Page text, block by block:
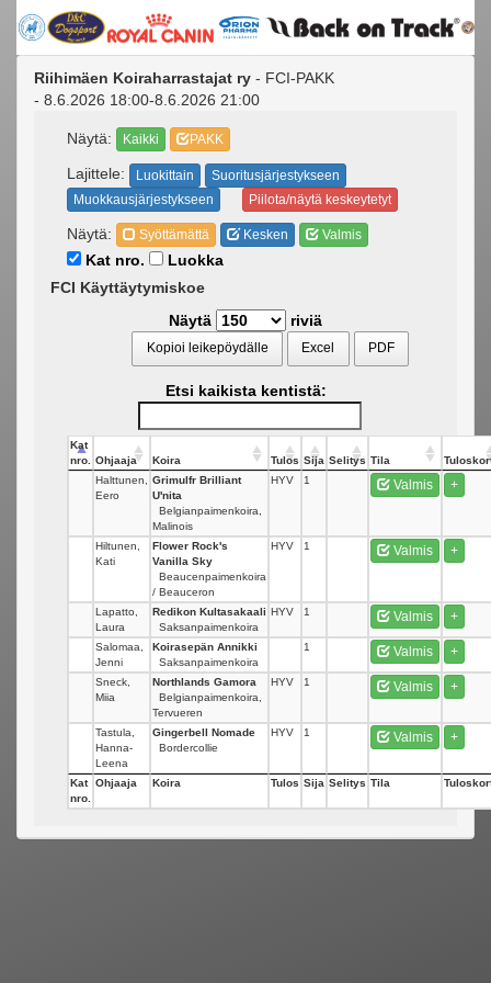
Riihimäen Koiraharrastajat ry - FCI-PAKK
- 8.6.2026 18:00-8.6.2026 21:00
Näytä: Kaikki PAKK
Lajittele: Luokittain
Suoritusjärjestykseen
Muokkausjärjestykseen
Piilota/näytä keskeytetyt
Näytä: Syöttämättä Kesken Valmis
Kat nro.
Luokka
FCI Käyttäytymiskoe
Näytä
riviä
Kopioi leikepöydälle Excel PDF
Etsi kaikista kentistä:
Kat
nro.
Ohjaaja Koira Tulos Sija Selitys Tila
Halttunen,
Eero
Grimulfr Brilliant
U'nita
Belgianpaimenkoira,
Malinois
HYV 1 Valmis +
Hiltunen,
Kati
Flower Rock's
Vanilla Sky
Beaucenpaimenkoira
/ Beauceron
HYV 1 Valmis +
Lapatto,
Laura
Redikon Kultasakaali
Saksanpaimenkoira
HYV 1 Valmis +
Salomaa,
Jenni
Koirasepän Annikki
Saksanpaimenkoira
1 Valmis +
Sneck,
Miia
Northlands Gamora
Belgianpaimenkoira,
Tervueren
HYV 1 Valmis +
Tastula,
Hanna-
Leena
Gingerbell Nomade
Bordercollie
HYV 1 Valmis +
Kat
nro.
Ohjaaja Koira Tulos Sija Selitys Tila